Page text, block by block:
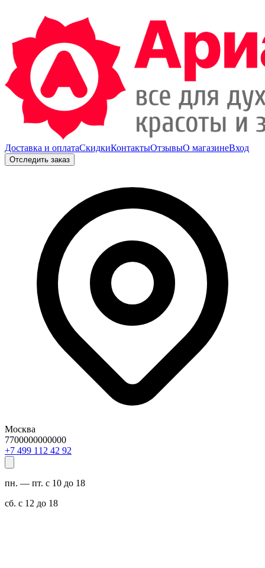
Доставка и оплатаСкидкиКонтактыОтзывыО магазинеВход
Отследить заказ
Москва
7700000000000
29 24 211 994 7+
пн. — пт. с 10 до 18
сб. с 12 до 18